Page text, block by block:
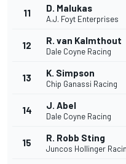
11 D. Malukas
A.J. Foyt Enterprises
12 R. van Kalmthout
Dale Coyne Racing
13 K. Simpson
Chip Ganassi Racing
14 J. Abel
Dale Coyne Racing
15 R. Robb Sting
Juncos Hollinger